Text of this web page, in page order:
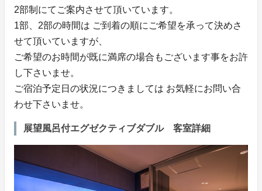
2部制にてご案内させて頂いています。
1部、2部の時間は ご到着の順にご希望を承って決めさ
せて頂いていますが、
ご希望のお時間が既に満席の場合もございます事をお許
し下さいませ。
ご宿泊予定日の状況につきましては お気軽にお問い合
わせ下さいませ。
展望風呂付エグゼクティブダブル 客室詳細